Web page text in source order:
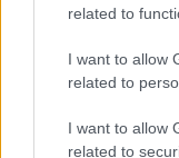
related to
I want to allow
related to
I want to allow
related to